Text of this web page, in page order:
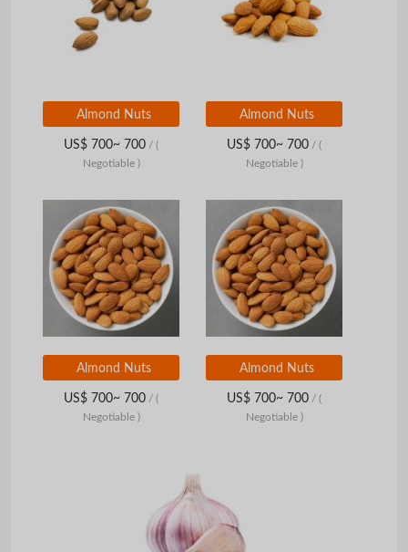
Almond Nuts
US$ 700~ 700 / (
Negotiable )
Almond Nuts
US$ 700~ 700 / (
Negotiable )
Almond Nuts
US$ 700~ 700 / (
Negotiable )
Almond Nuts
US$ 700~ 700 / (
Negotiable )